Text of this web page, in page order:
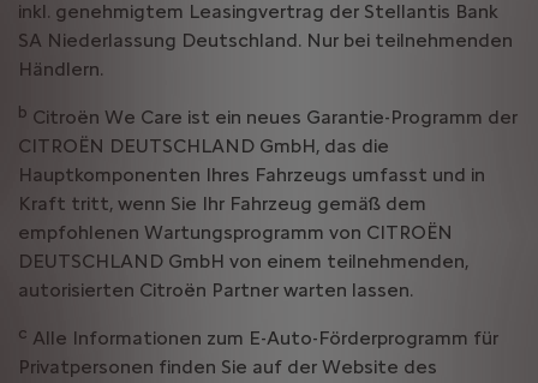
inkl. genehmigtem Leasingvertrag der Stellantis Bank
SA Niederlassung Deutschland. Nur bei teilnehmenden
Händlern.
b Citroën We Care ist ein neues Garantie-Programm der
CITROËN DEUTSCHLAND GmbH, das die
Hauptkomponenten Ihres Fahrzeugs umfasst und in
Kraft tritt, wenn Sie Ihr Fahrzeug gemäß dem
empfohlenen Wartungsprogramm von CITROËN
DEUTSCHLAND GmbH von einem teilnehmenden,
autorisierten Citroën Partner warten lassen.
c Alle Informationen zum E-Auto-Förderprogramm für
Privatpersonen finden Sie auf der Website des